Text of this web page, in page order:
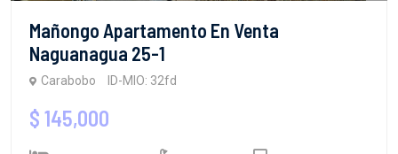
Mañongo Apartamento En Venta
Naguanagua 25-1
Carabobo ID-MIO: 32fd
$ 145,000